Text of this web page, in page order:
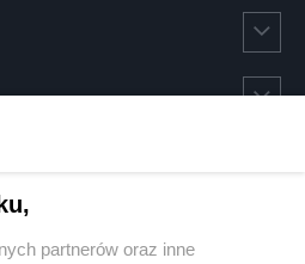
partnerów oraz inne